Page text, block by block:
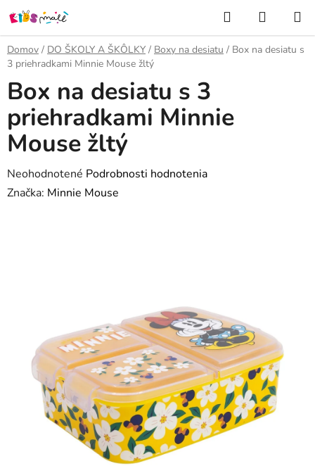
Prejsť
na
obsah
Hľadať
KOŠÍK
Domov / DO ŠKOLY A ŠKÔLKY / Boxy na desiatu / Box na desiatu s
3 priehradkami Minnie Mouse žltý
Box na desiatu s 3
priehradkami Minnie
Mouse žltý
Priemerné
hodnotenie
Neohodnotené Podrobnosti hodnotenia
Značka: Minnie Mouse